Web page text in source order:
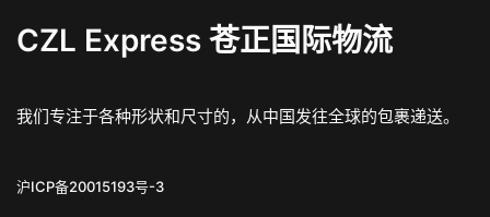
CZL Express 苍正国际物流
我们专注于各种形状和尺寸的，从中国发往全球的包裹递送。
沪ICP备20015193号-3